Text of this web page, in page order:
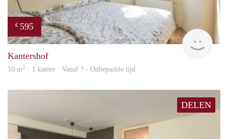
€ 595
Kantershof
10 m2 · 1 kamer · Vanaf ? - Onbepaalde tijd
DELEN